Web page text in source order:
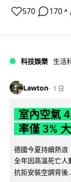
570 170 ↗
科技娛樂 生活
Lawton 1 日
室內空氣
率僅 3%
德國今夏持續熱浪
全年因高溫死亡人
抗拒安裝空調背後